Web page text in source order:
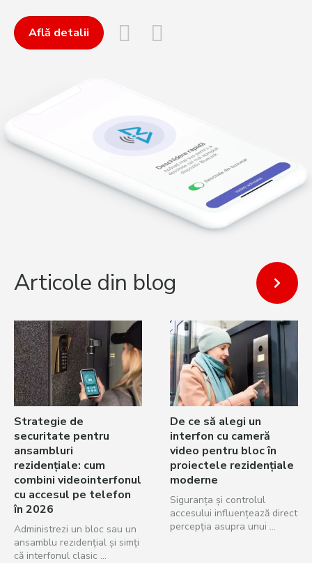
Află detalii
Articole din blog
Strategie de
securitate pentru
ansambluri
rezidențiale: cum
combini videointerfonul
cu accesul pe telefon
în 2026
Administrezi un bloc sau un
ansamblu rezidențial și simți
că interfonul clasic ...
De ce să alegi un
interfon cu cameră
video pentru bloc în
proiectele rezidențiale
moderne
Siguranța și controlul
accesului influențează direct
percepția asupra unui ...